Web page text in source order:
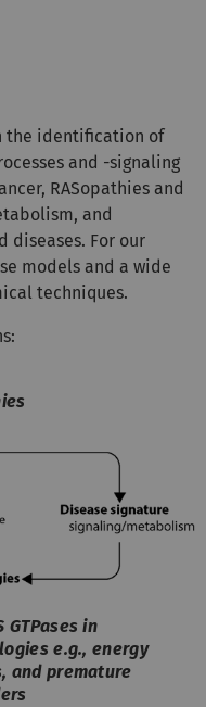
the identification of
and -signaling
RASopathies and
and
diseases. For our
models and a wide
techniques.
in
e.g., energy
and premature